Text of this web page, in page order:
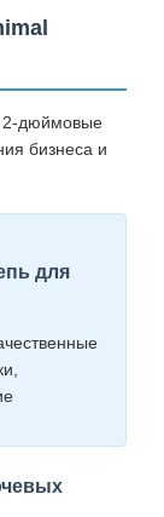
2-дюймовые
бизнеса и
для